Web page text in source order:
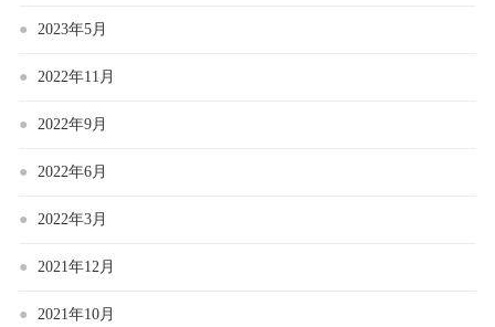
2023年5月
2022年11月
2022年9月
2022年6月
2022年3月
2021年12月
2021年10月